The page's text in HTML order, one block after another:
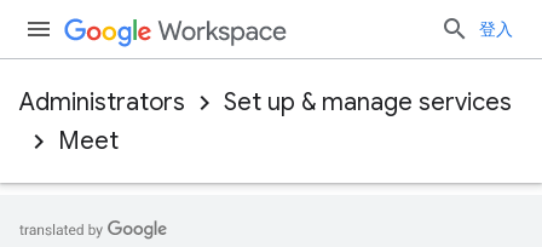
登入
Administrators
Set up & manage services
Meet